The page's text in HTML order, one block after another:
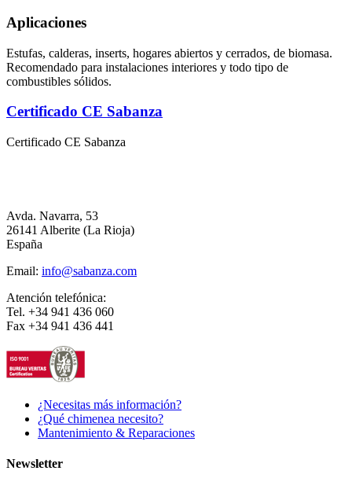
Aplicaciones
Estufas, calderas, inserts, hogares abiertos y cerrados, de biomasa.
Recomendado para instalaciones interiores y todo tipo de
combustibles sólidos.
Certificado CE Sabanza
Certificado CE Sabanza
Avda. Navarra, 53
26141 Alberite (La Rioja)
España
Email: info@sabanza.com
Atención telefónica:
Tel. +34 941 436 060
Fax +34 941 436 441
¿Necesitas más información?
¿Qué chimenea necesito?
Mantenimiento & Reparaciones
Newsletter